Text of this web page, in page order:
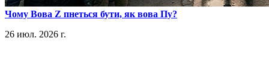
​Чому Вова Z пнеться бути, як вова Пу?
26 июл. 2026 г.